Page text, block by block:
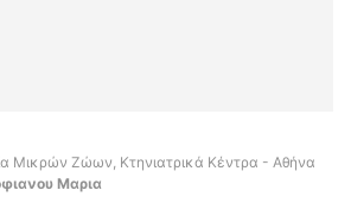
Μικρών Ζώων, Κτηνιατρικά Κέντρα - Αθήνα
Μαρια